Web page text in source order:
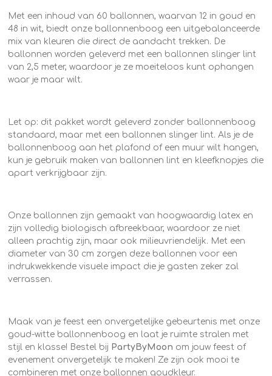
Met een inhoud van 60 ballonnen, waarvan 12 in goud en
48 in wit, biedt onze ballonnenboog een uitgebalanceerde
mix van kleuren die direct de aandacht trekken. De
ballonnen worden geleverd met een ballonnen slinger lint
van 2,5 meter, waardoor je ze moeiteloos kunt ophangen
waar je maar wilt.
Let op: dit pakket wordt geleverd zonder ballonnenboog
standaard, maar met een ballonnen slinger lint. Als je de
ballonnenboog aan het plafond of een muur wilt hangen,
kun je gebruik maken van ballonnen lint en kleefknopjes die
apart verkrijgbaar zijn.
Onze ballonnen zijn gemaakt van hoogwaardig latex en
zijn volledig biologisch afbreekbaar, waardoor ze niet
alleen prachtig zijn, maar ook milieuvriendelijk. Met een
diameter van 30 cm zorgen deze ballonnen voor een
indrukwekkende visuele impact die je gasten zeker zal
verrassen.
Maak van je feest een onvergetelijke gebeurtenis met onze
goud-witte ballonnenboog en laat je ruimte stralen met
stijl en klasse! Bestel bij PartyByMoon om jouw feest of
evenement onvergetelijk te maken! Ze zijn ook mooi te
combineren met onzeballonnen goudkleur.